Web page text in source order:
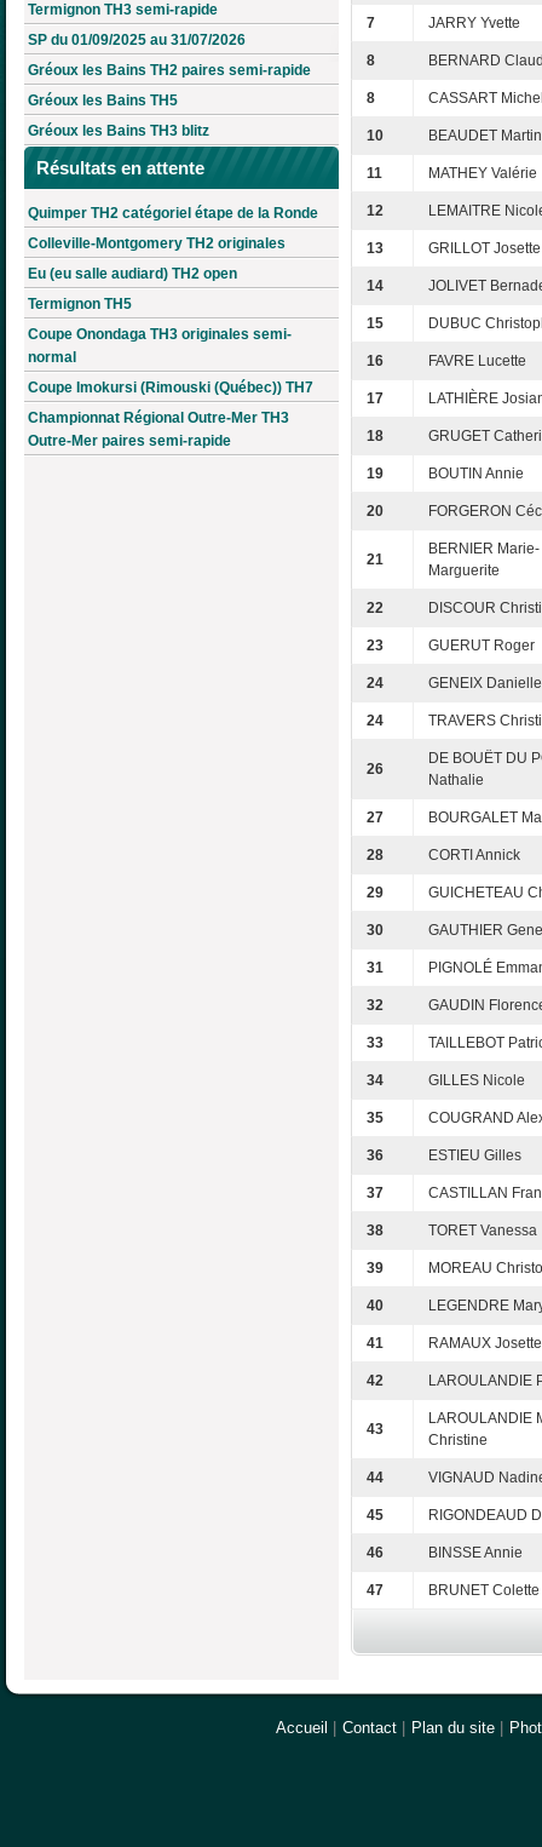
Termignon TH3 semi-rapide
SP du 01/09/2025 au 31/07/2026
Gréoux les Bains TH2 paires semi-rapide
Gréoux les Bains TH5
Gréoux les Bains TH3 blitz
Résultats en attente
Quimper TH2 catégoriel étape de la Ronde
Colleville-Montgomery TH2 originales
Eu (eu salle audiard) TH2 open
Termignon TH5
Coupe Onondaga TH3 originales semi-
normal
Coupe Imokursi (Rimouski (Québec)) TH7
Championnat Régional Outre-Mer TH3
Outre-Mer paires semi-rapide
7 JARRY Yvette
8 BERNARD
8 CASSART
10 BEAUDET
11 MATHEY Valérie
12 LEMAITRE
13 GRILLOT Josette
14 JOLIVET
15 DUBUC
16 FAVRE Lucette
17 LATHIÈRE
18 GRUGET
19 BOUTIN Annie
20 FORGERON
21
BERNIER Marie-
Marguerite
22 DISCOUR
23 GUERUT Roger
24 GENEIX Danielle
24 TRAVERS
26
DE BOUËT DU
Nathalie
27 BOURGALET
28 CORTI Annick
29 GUICHETEAU
30 GAUTHIER
31 PIGNOLÉ
32 GAUDIN
33 TAILLEBOT
34 GILLES Nicole
35 COUGRAND
36 ESTIEU Gilles
37 CASTILLAN
38 TORET Vanessa
39 MOREAU
40 LEGENDRE
41 RAMAUX Josette
42 LAROULANDIE
43
LAROULANDIE
Christine
44 VIGNAUD
45 RIGONDEAUD
46 BINSSE Annie
47 BRUNET Colette
Accueil Contact Plan du site